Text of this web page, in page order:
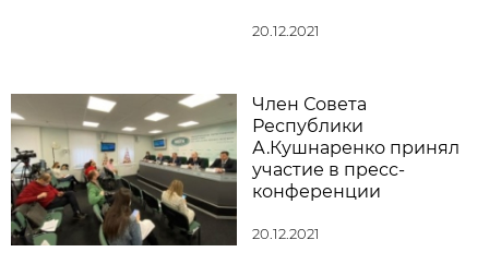
20.12.2021
Член Совета
Республики
А.Кушнаренко принял
участие в пресс-
конференции
20.12.2021